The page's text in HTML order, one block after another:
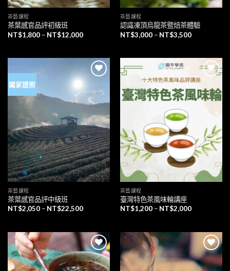
茶藝課程
茶葉感官品評初級班
NT$1,800– NT$12,000
茶藝課程
認識凍頂烏龍茶暨焙茶體驗
NT$3,000– NT$3,500
國家證照
加入
望清
單」
茶藝課程
茶葉感官品評中級班
NT$2,050– NT$22,500
加入
望清
茶藝課程
臺灣特色茶風味輪講座
NT$1,200– NT$2,000